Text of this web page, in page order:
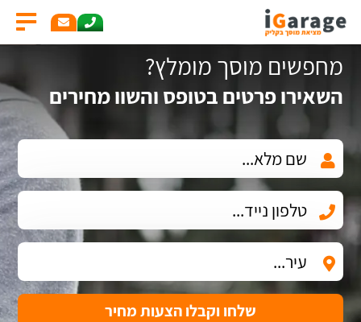
מחפשים מוסך מומלץ?
השאירו פרטים בטופס והשוו מחירים
שלחו וקבלו הצעות מחיר